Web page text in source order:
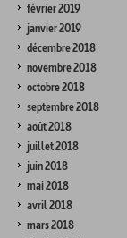
février 2019
janvier 2019
décembre 2018
novembre 2018
octobre 2018
septembre 2018
août 2018
juillet 2018
juin 2018
mai 2018
avril 2018
mars 2018